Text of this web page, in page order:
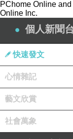
PChome Online
Online Inc.
個人新聞
快速發文
心情雜記
藝文欣賞
社會萬象